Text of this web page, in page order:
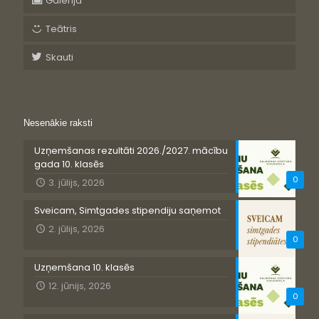
Teātris
Skauti
Nesenākie raksti
0
Uzņemšanas rezultāti 2026./2027. mācību
gada 10. klasēs
3. jūlijs, 2026
0
Sveicam, Simtgades stipendiju saņemot
2. jūlijs, 2026
0
Uzņemšana 10. klasēs
12. jūnijs, 2026